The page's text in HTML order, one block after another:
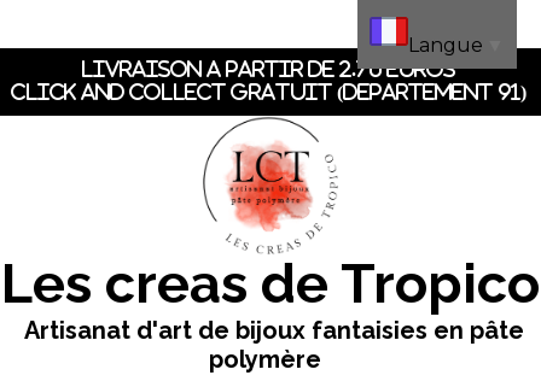
LIVRAISON A PARTIR DE 2.70 EUROS
CLICK AND COLLECT GRATUIT (dEpartement 91)
Les creas de Tropico
Artisanat d'art de bijoux fantaisies en pâte
polymère
Langue